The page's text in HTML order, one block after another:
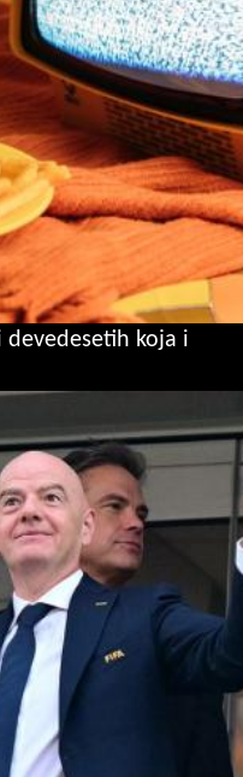
devedesetih koja i